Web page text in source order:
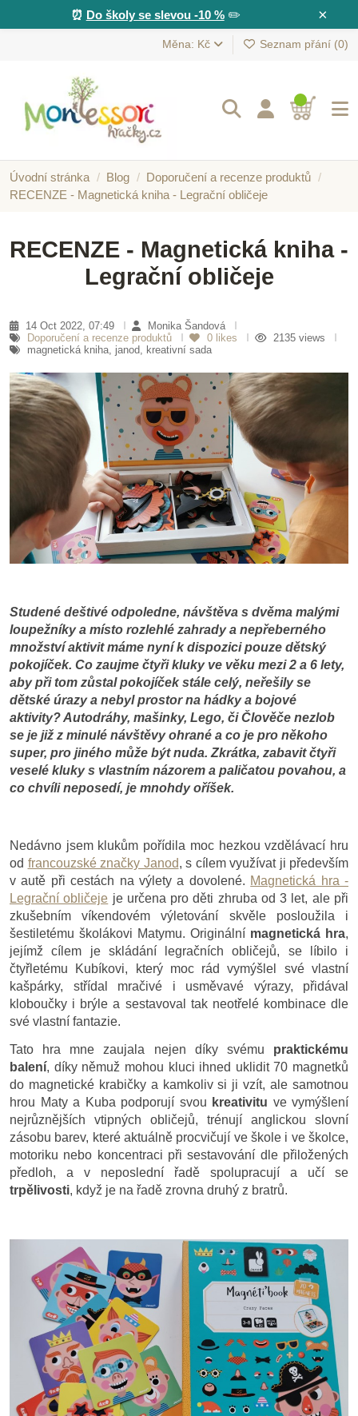
×
⏰ Do školy se slevou -10 %✏️
Měna: Kč Seznam přání (0)
Úvodní stránka Blog
Doporučení a recenze produktů
RECENZE - Magnetická kniha - Legrační obličeje
RECENZE - Magnetická kniha -
Legrační obličeje
14 Oct 2022, 07:49
Monika Šandová
Doporučení a recenze produktů
0 likes
2135 views
magnetická kniha, janod, kreativní sada
Studené deštivé odpoledne, návštěva s dvěma malými
loupežníky a místo rozlehlé zahrady a nepřeberného
množství aktivit máme nyní k dispozici pouze dětský
pokojíček. Co zaujme čtyři kluky ve věku mezi 2 a 6 lety,
aby při tom zůstal pokojíček stále celý, neřešily se
dětské úrazy a nebyl prostor na hádky a bojové
aktivity? Autodráhy, mašinky, Lego, či Člověče nezlob
se je již z minulé návštěvy ohrané a co je pro někoho
super, pro jiného může být nuda. Zkrátka, zabavit čtyři
veselé kluky s vlastním názorem a paličatou povahou, a
co chvíli neposedí, je mnohdy oříšek.
Nedávno jsem klukům pořídila moc hezkou vzdělávací hru
od francouzské značky Janod, s cílem využívat ji především
v autě při cestách na výlety a dovolené. Magnetická hra -
Legrační obličeje je určena pro děti zhruba od 3 let, ale při
zkušebním víkendovém výletování skvěle posloužila i
šestiletému školákovi Matymu. Originální magnetická hra,
jejímž cílem je skládání legračních obličejů, se líbilo i
čtyřletému Kubíkovi, který moc rád vymýšlel své vlastní
kašpárky, střídal mračivé i usměvavé výrazy, přidával
kloboučky i brýle a sestavoval tak neotřelé kombinace dle
své vlastní fantazie.
Tato hra mne zaujala nejen díky svému praktickému
balení, díky němuž mohou kluci ihned uklidit 70 magnetků
do magnetické krabičky a kamkoliv si ji vzít, ale samotnou
hrou Maty a Kuba podporují svou kreativitu ve vymýšlení
nejrůznějších vtipných obličejů, trénují anglickou slovní
zásobu barev, které aktuálně procvičují ve škole i ve školce,
motoriku nebo koncentraci při sestavování dle přiložených
předloh, a v neposlední řadě spolupracují a učí se
trpělivosti, když je na řadě zrovna druhý z bratrů.